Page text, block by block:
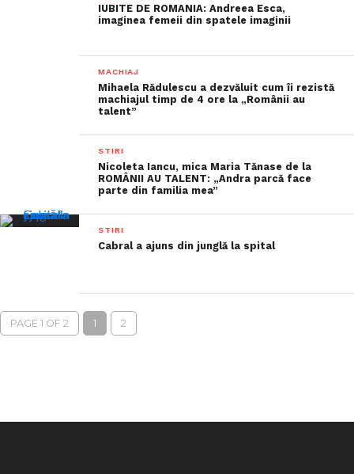
IUBITE DE ROMANIA: Andreea Esca,
imaginea femeii din spatele imaginii
MACHIAJ
Mihaela Rădulescu a dezvăluit cum îi rezistă
machiajul timp de 4 ore la „Românii au
talent”
STIRI
Nicoleta Iancu, mica Maria Tănase de la
ROMÂNII AU TALENT: „Andra parcă face
parte din familia mea”
STIRI
Cabral a ajuns din junglă la spital
PAGE 1 OF 2 1 2